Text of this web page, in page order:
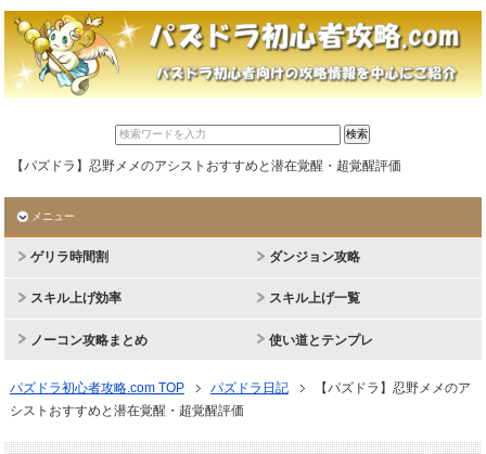
【パズドラ】忍野メメのアシストおすすめと潜在覚醒・超覚醒評価
メニュー
ゲリラ時間割 ダンジョン攻略
スキル上げ効率 スキル上げ一覧
ノーコン攻略まとめ 使い道とテンプレ
パズドラ初心者攻略.com TOP パズドラ日記
【パズドラ】忍野メメのア
シストおすすめと潜在覚醒・超覚醒評価